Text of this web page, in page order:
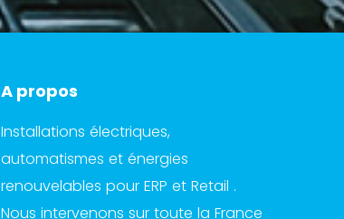
A propos
Installations électriques,
automatismes et énergies
renouvelables pour ERP et Retail .
Nous intervenons sur toute la France